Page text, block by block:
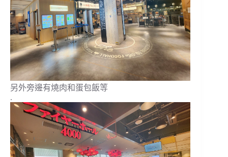
另外旁邊有燒肉和蛋包飯等
.